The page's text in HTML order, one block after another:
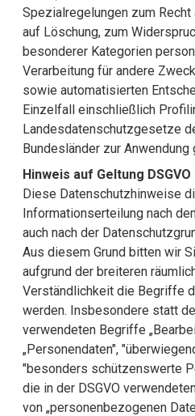
Spezialregelungen zum
auf Löschung, zum
besonderer Kategorien
Verarbeitung für andere
sowie automatisierten
Einzelfall einschließlich
Landesdatenschutzgesetze
Bundesländer zur Anwendung
Hinweis auf Geltung
Diese Datenschutzhinweise
Informationserteilung nach
auch nach der
Aus diesem Grund bitten wir
aufgrund der breiteren
Verständlichkeit die Begriffe
werden. Insbesondere statt
verwendeten Begriffe
„Personendaten",
"besonders schützenswerte
die in der DSGVO
von „personenbezogenen